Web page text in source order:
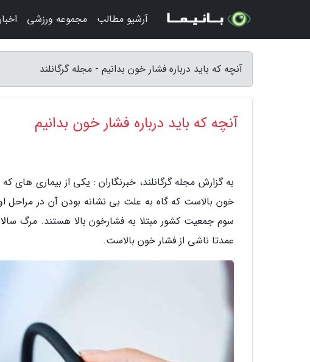
آنچه که باید درباره فشار خون بدانیم - مجله گرگانلند
آنچه که باید درباره فشار خون بدانیم
به گزارش مجله گرگانلند، خبرنگاران : یکی از بیماری های
خون بالاست که گاه به علت بی نشانه بودن آن در مراحل
عمدتا ناشی از فشار خون بالاست.
آرشیو مطالب مجموعه ورزشی